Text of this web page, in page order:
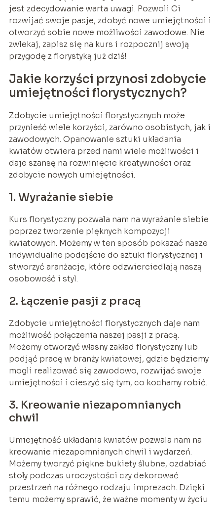
jest zdecydowanie warta uwagi. Pozwoli Ci
rozwijać swoje pasje, zdobyć nowe umiejętności i
otworzyć sobie nowe możliwości zawodowe. Nie
zwlekaj, zapisz się na kurs i rozpocznij swoją
przygodę z florystyką już dziś!
Jakie korzyści przynosi zdobycie
umiejętności florystycznych?
Zdobycie umiejętności florystycznych może
przynieść wiele korzyści, zarówno osobistych, jak i
zawodowych. Opanowanie sztuki układania
kwiatów otwiera przed nami wiele możliwości i
daje szansę na rozwinięcie kreatywności oraz
zdobycie nowych umiejętności.
1. Wyrażanie siebie
Kurs florystyczny pozwala nam na wyrażanie siebie
poprzez tworzenie pięknych kompozycji
kwiatowych. Możemy w ten sposób pokazać nasze
indywidualne podejście do sztuki florystycznej i
stworzyć aranżacje, które odzwierciedlają naszą
osobowość i styl.
2. Łączenie pasji z pracą
Zdobycie umiejętności florystycznych daje nam
możliwość połączenia naszej pasji z pracą.
Możemy otworzyć własny zakład florystyczny lub
podjąć pracę w branży kwiatowej, gdzie będziemy
mogli realizować się zawodowo, rozwijać swoje
umiejętności i cieszyć się tym, co kochamy robić.
3. Kreowanie niezapomnianych
chwil
Umiejętność układania kwiatów pozwala nam na
kreowanie niezapomnianych chwil i wydarzeń.
Możemy tworzyć piękne bukiety ślubne, ozdabiać
stoły podczas uroczystości czy dekorować
przestrzeń na różnego rodzaju imprezach. Dzięki
temu możemy sprawić, że ważne momenty w życiu